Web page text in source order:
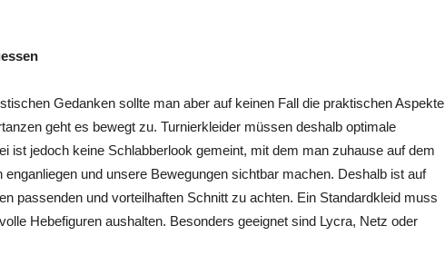
Gedanken sollte man aber auf keinen Fall die praktischen Aspekte
geht es bewegt zu. Turnierkleider müssen deshalb optimale
ist jedoch keine Schlabberlook gemeint, mit dem man zuhause auf dem
enganliegen und unsere Bewegungen sichtbar machen. Deshalb ist auf
passenden und vorteilhaften Schnitt zu achten. Ein Standardkleid muss
Hebefiguren aushalten. Besonders geeignet sind Lycra, Netz oder